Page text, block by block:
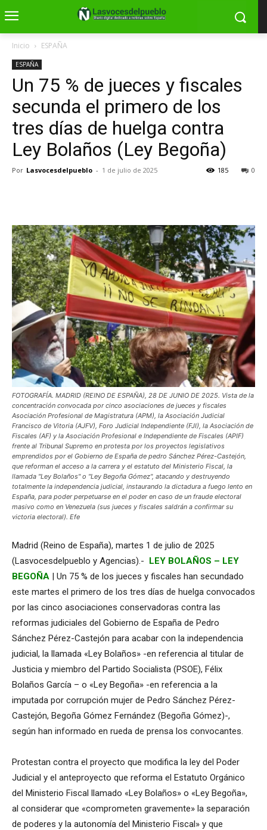
Inicio ESPAÑA
ESPAÑA
Un 75 % de jueces y fiscales
secunda el primero de los
tres días de huelga contra
Ley Bolaños (Ley Begoña)
Por Lasvocesdelpueblo - 1 de julio de 2025 0
185
FOTOGRAFÍA. MADRID (REINO DE ESPAÑA), 28 DE JUNIO DE 2025. Vista de la
concentración convocada por cinco asociaciones de jueces y fiscales
Asociación Profesional de Magistratura (APM), la Asociación Judicial
Francisco de Vitoria (AJFV), Foro Judicial Independiente (FJI), la Asociación de
Fiscales (AF) y la Asociación Profesional e Independiente de Fiscales (APIF)
frente al Tribunal Supremo en protesta por los proyectos legislativos
emprendidos por el Gobierno de España de pedro Sánchez Pérez-Castejón,
que reforman el acceso a la carrera y el estatuto del Ministerio Fiscal, la
llamada "Ley Bolaños" o "Ley Begoña Gómez", atacando y destruyendo
totalmente la independencia judicial, instaurando la dictadura a fuego lento en
España, para poder perpetuarse en el poder en caso de un fraude electoral
masivo como en Venezuela (sus jueces y fiscales saldrán a confirmar su
victoria electoral). Efe
Madrid (Reino de España), martes 1 de julio de 2025
(Lasvocesdelpueblo y Agencias).- LEY BOLAÑOS – LEY
BEGOÑA | Un 75 % de los jueces y fiscales han secundado
este martes el primero de los tres días de huelga convocados
por las cinco asociaciones conservadoras contra las
reformas judiciales del Gobierno de España de Pedro
Sánchez Pérez-Castejón para acabar con la independencia
judicial, la llamada «Ley Bolaños» -en referencia al titular de
Justicia y miembro del Partido Socialista (PSOE), Félix
Bolaños García – o «Ley Begoña» -en referencia a la
imputada por corrupción mujer de Pedro Sánchez Pérez-
Castejón, Begoña Gómez Fernández (Begoña Gómez)-,
según han informado en rueda de prensa los convocantes.
Protestan contra el proyecto que modifica la ley del Poder
Judicial y el anteproyecto que reforma el Estatuto Orgánico
del Ministerio Fiscal llamado «Ley Bolaños» o «Ley Begoña»,
al considerar que «comprometen gravemente» la separación
de poderes y la autonomía del Ministerio Fiscal» y que